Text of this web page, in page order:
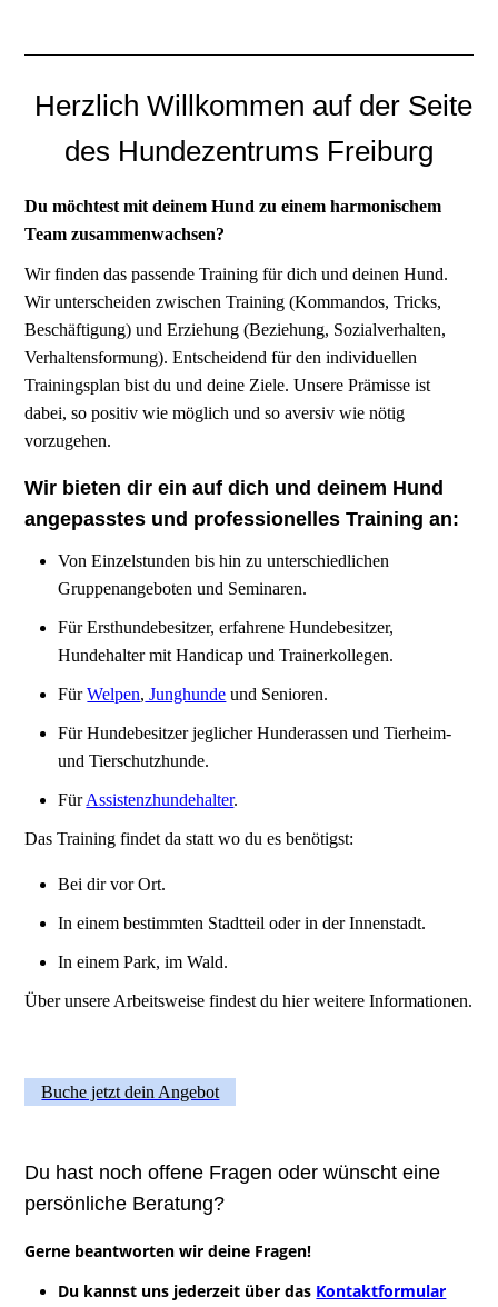
Herzlich Willkommen auf der Seite
des Hundezentrums Freiburg
Du möchtest mit deinem Hund zu einem harmonischem
Team zusammenwachsen?
Wir finden das passende Training für dich und deinen Hund.
Wir unterscheiden zwischen Training (Kommandos, Tricks,
Beschäftigung) und Erziehung (Beziehung, Sozialverhalten,
Verhaltensformung). Entscheidend für den individuellen
Trainingsplan bist du und deine Ziele. Unsere Prämisse ist
dabei, so positiv wie möglich und so aversiv wie nötig
vorzugehen.
Wir bieten dir ein auf dich und deinem Hund
angepasstes und professionelles Training an:
Von Einzelstunden bis hin zu unterschiedlichen
Gruppenangeboten und Seminaren.
Für Ersthundebesitzer, erfahrene Hundebesitzer,
Hundehalter mit Handicap und Trainerkollegen.
FürWelpen, Junghunde und Senioren.
Für Hundebesitzer jeglicher Hunderassen und Tierheim-
und Tierschutzhunde.
FürAssistenzhundehalter.
Das Training findet da statt wo du es benötigst:
Bei dir vor Ort.
In einem bestimmten Stadtteil oder in der Innenstadt.
In einem Park, im Wald.
Über unsere Arbeitsweise findest du hier weitere Informationen.
Buche jetzt dein Angebot
Du hast noch offene Fragen oder wünscht eine
persönliche Beratung?
Gerne beantworten wir deine Fragen!
Du kannst uns jederzeit über das Kontaktformular